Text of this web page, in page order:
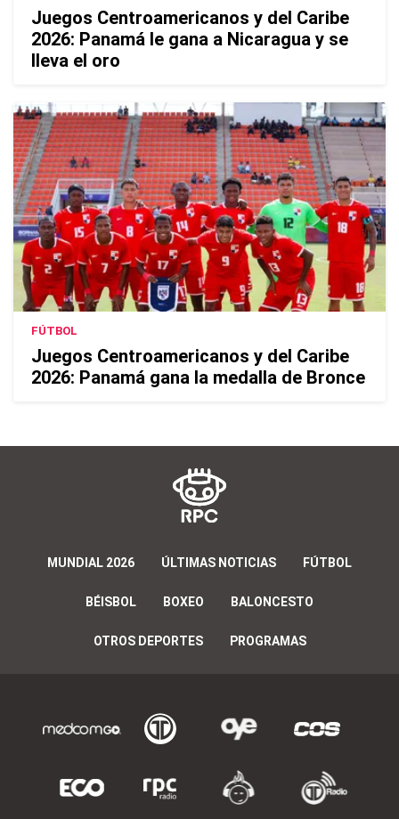
Juegos Centroamericanos y del Caribe
2026: Panamá le gana a Nicaragua y se
lleva el oro
FÚTBOL
Juegos Centroamericanos y del Caribe
2026: Panamá gana la medalla de Bronce
MUNDIAL 2026 ÚLTIMAS NOTICIAS FÚTBOL
BÉISBOL BOXEO BALONCESTO
OTROS DEPORTES PROGRAMAS